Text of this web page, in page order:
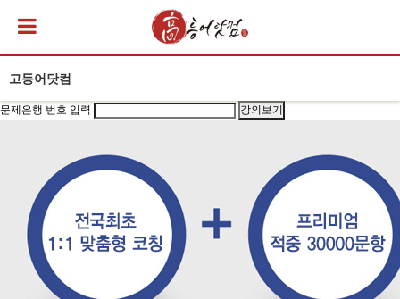
고등어닷컴
문제은행 번호 입력 강의보기